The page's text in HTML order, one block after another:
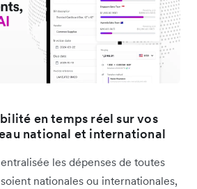
en temps réel sur vos
national et international
les dépenses de toutes
nationales ou internationales,